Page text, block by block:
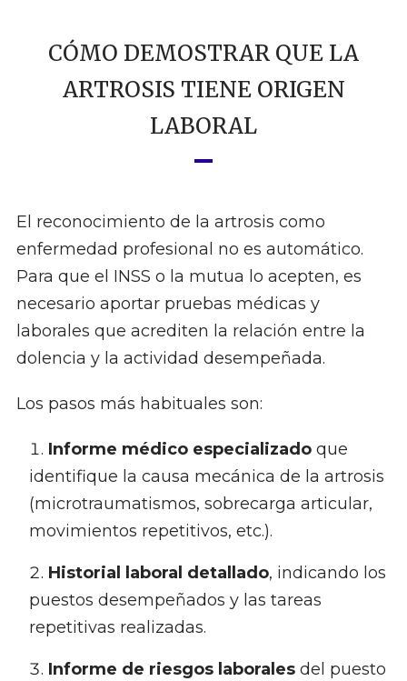
CÓMO DEMOSTRAR QUE LA
ARTROSIS TIENE ORIGEN
LABORAL
El reconocimiento de la artrosis como
enfermedad profesional no es automático.
Para que el INSS o la mutua lo acepten, es
necesario aportar pruebas médicas y
laborales que acrediten la relación entre la
dolencia y la actividad desempeñada.
Los pasos más habituales son:
Informe médico especializadoque
identifique la causa mecánica de la artrosis
(microtraumatismos, sobrecarga articular,
movimientos repetitivos, etc.).
Historial laboral detallado, indicando los
puestos desempeñados y las tareas
repetitivas realizadas.
Informe de riesgos laboralesdel puesto